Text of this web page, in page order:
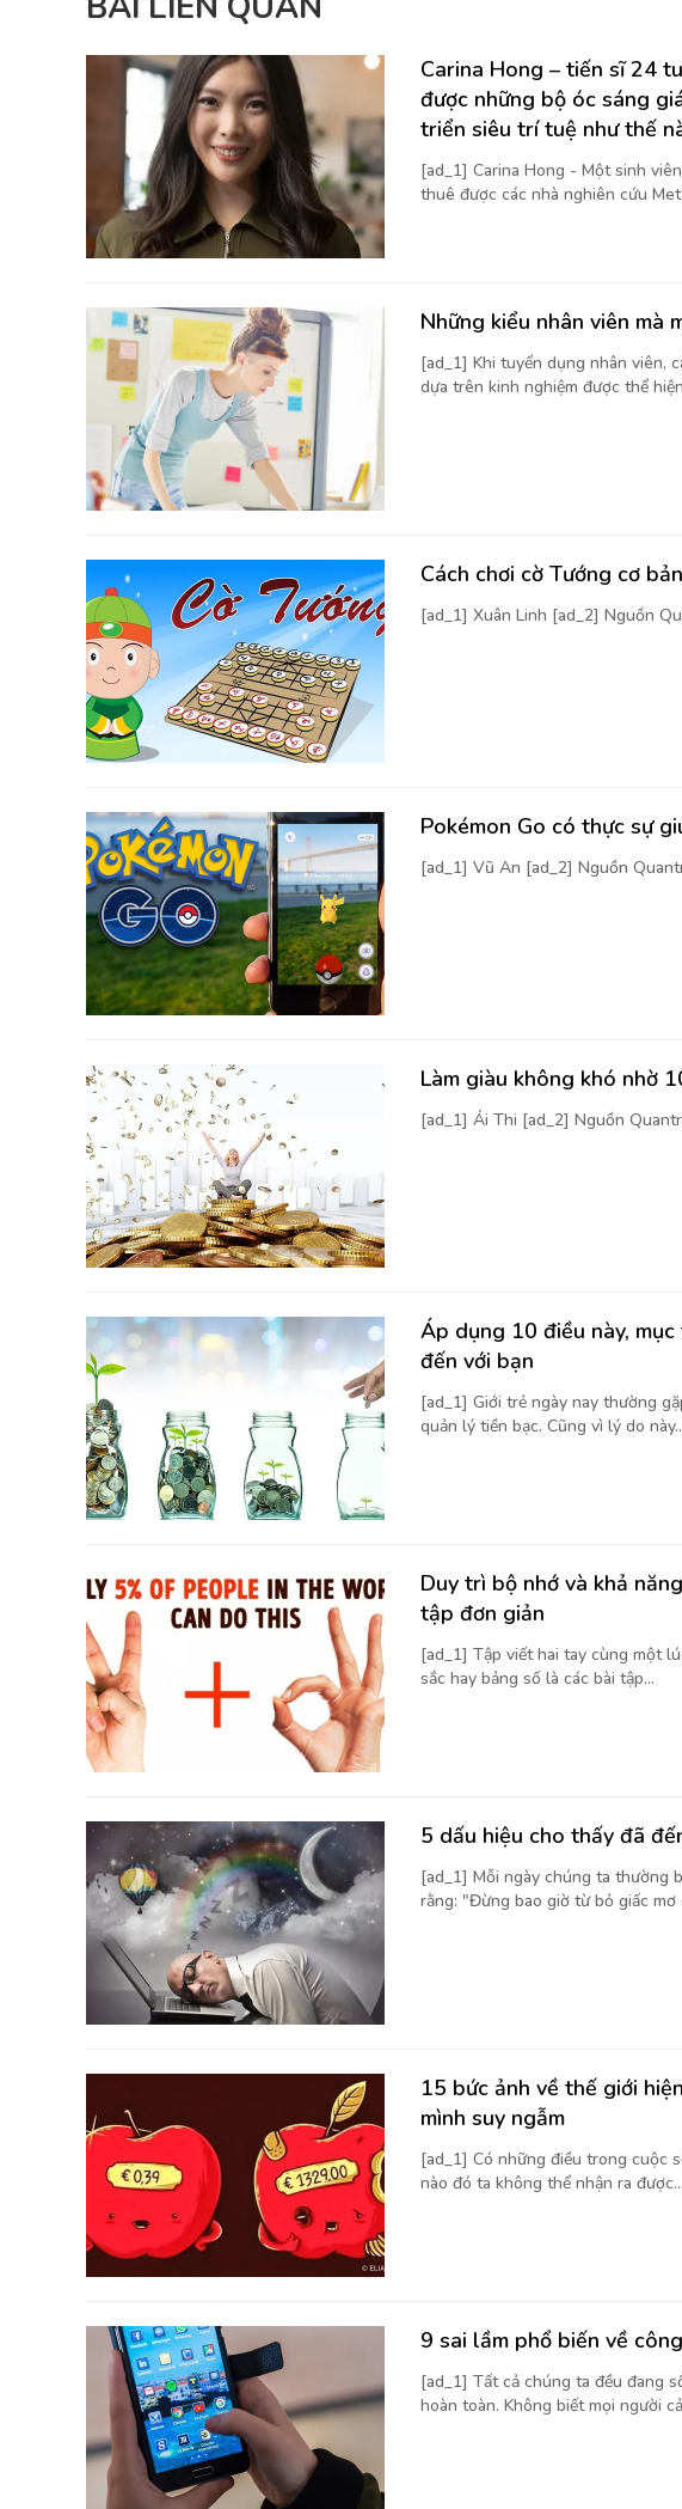
Carina Hong – tiến sĩ 24
được những bộ óc sáng
triển siêu trí tuệ như thế
[ad_1] Carina Hong - Một sinh
thuê được các nhà nghiên cứu
Những kiểu nhân viên mà
[ad_1] Khi tuyển dụng nhân viên,
dựa trên kinh nghiệm được thể
Cách chơi cờ Tướng cơ bản
[ad_1] Xuân Linh [ad_2] Nguồn
Pokémon Go có thực sự
[ad_1] Vũ An [ad_2] Nguồn
Làm giàu không khó nhờ
[ad_1] Ái Thi [ad_2] Nguồn
Áp dụng 10 điều này,
đến với bạn
[ad_1] Giới trẻ ngày nay thường
quản lý tiền bạc. Cũng vì lý do
Duy trì bộ nhớ và khả
tập đơn giản
[ad_1] Tập viết hai tay cùng một
sắc hay bảng số là các bài tập...
5 dấu hiệu cho thấy đã
[ad_1] Mỗi ngày chúng ta thường
rằng: "Đừng bao giờ từ bỏ giấc mơ
15 bức ảnh về thế giới
mình suy ngẫm
[ad_1] Có những điều trong cuộc
nào đó ta không thể nhận ra
9 sai lầm phổ biến về
[ad_1] Tất cả chúng ta đều đang
hoàn toàn. Không biết mọi người